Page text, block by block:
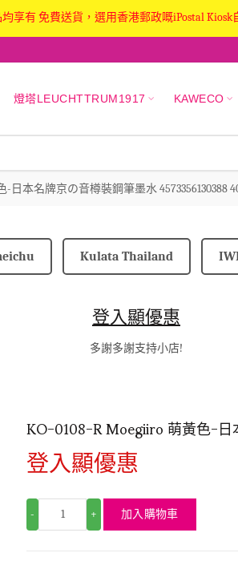
享有 免費送貨，選用香港郵政嘅iPostal Kiosk
燈塔LEUCHTTRUM1917 KAWECO
-日本名牌京の音樽裝鋼筆墨水 4573356130388
Kulata Thailand
登入顯優惠
多謝多謝支持小店!
KO-0108-R Moegiiro 萌黃色-
登入顯優惠
- + 加入購物車